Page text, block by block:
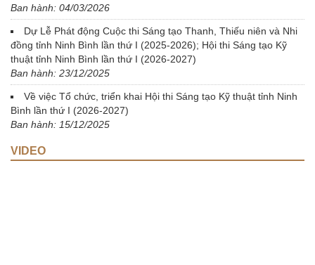
Ban hành: 04/03/2026
Dự Lễ Phát động Cuộc thi Sáng tạo Thanh, Thiếu niên và Nhi
đồng tỉnh Ninh Bình lần thứ I (2025-2026); Hội thi Sáng tạo Kỹ
thuật tỉnh Ninh Bình lần thứ I (2026-2027)
Ban hành: 23/12/2025
Về việc Tổ chức, triển khai Hội thi Sáng tạo Kỹ thuật tỉnh Ninh
Bình lần thứ I (2026-2027)
Ban hành: 15/12/2025
VIDEO